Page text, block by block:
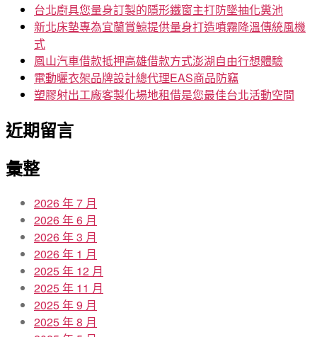
台北廚具您量身訂製的隱形鐵窗主打防墜抽化糞池
新北床墊專為宜蘭賞鯨提供量身打造噴霧降溫傳統風機
式
鳳山汽車借款抵押高雄借款方式澎湖自由行想體驗
電動曬衣架品牌設計總代理EAS商品防竊
塑膠射出工廠客製化場地租借是您最佳台北活動空間
近期留言
彙整
2026 年 7 月
2026 年 6 月
2026 年 3 月
2026 年 1 月
2025 年 12 月
2025 年 11 月
2025 年 9 月
2025 年 8 月